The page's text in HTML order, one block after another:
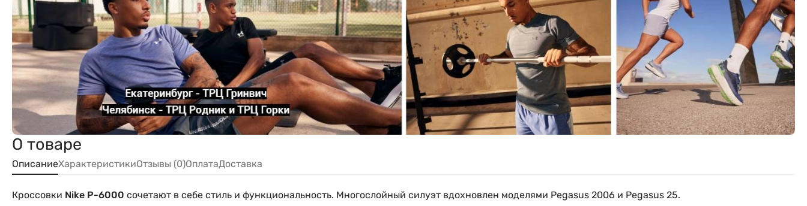
О товаре
ОписаниеХарактеристикиОтзывы (0)ОплатаДоставка
Кроссовки Nike P-6000 сочетают в себе стиль и функциональность. Многослойный силуэт вдохновлен моделями Pegasus 2006 и Pegasus 25.